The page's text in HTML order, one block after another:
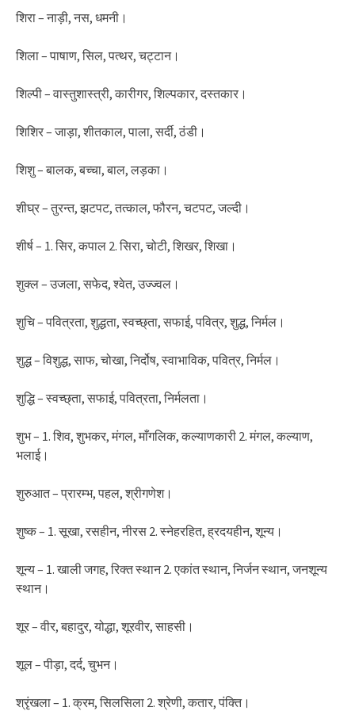
शिरा – नाड़ी, नस, धमनी।
शिला – पाषाण, सिल, पत्थर, चट्टान।
शिल्पी – वास्तुशास्त्री, कारीगर, शिल्पकार, दस्तकार।
शिशिर – जाड़ा, शीतकाल, पाला, सर्दी, ठंडी।
शिशु – बालक, बच्चा, बाल, लड़का।
शीघ्र – तुरन्त, झटपट, तत्काल, फौरन, चटपट, जल्दी।
शीर्ष – 1. सिर, कपाल 2. सिरा, चोटी, शिखर, शिखा।
शुक्ल – उजला, सफेद, श्वेत, उज्ज्वल।
शुचि – पवित्रता, शुद्धता, स्वच्छ्ता, सफाई, पवित्र, शुद्ध, निर्मल।
शुद्ध – विशुद्ध, साफ, चोखा, निर्दोष, स्वाभाविक, पवित्र, निर्मल।
शुद्धि – स्वच्छ्ता, सफाई, पवित्रता, निर्मलता।
शुभ – 1. शिव, शुभकर, मंगल, माँगलिक, कल्याणकारी 2. मंगल, कल्याण,
भलाई।
शुरुआत – प्रारम्भ, पहल, श्रीगणेश।
शुष्क – 1. सूखा, रसहीन, नीरस 2. स्नेहरहित, ह्रदयहीन, शून्य।
शून्य – 1. खाली जगह, रिक्त स्थान 2. एकांत स्थान, निर्जन स्थान, जनशून्य
स्थान।
शूर – वीर, बहादुर, योद्धा, शूरवीर, साहसी।
शूल – पीड़ा, दर्द, चुभन।
श्रृंखला – 1. क्रम, सिलसिला 2. श्रेणी, कतार, पंक्ति।